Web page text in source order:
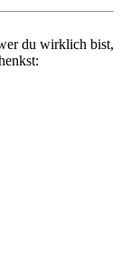
du wirklich bist,